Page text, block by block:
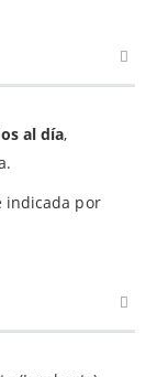
al día,
indicada por